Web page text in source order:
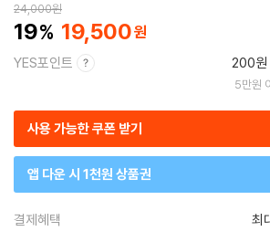
24,000원
19 19,500
YES포인트 200원
5만원
사용 가능한 쿠폰 받기
앱 다운 시 1천원 상품권
결제혜택 최